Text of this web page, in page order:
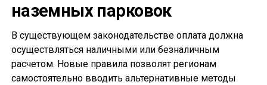
наземных парковок
В существующем законодательстве оплата должна
осуществляться наличными или безналичным
расчетом. Новые правила позволят регионам
самостоятельно вводить альтернативные методы